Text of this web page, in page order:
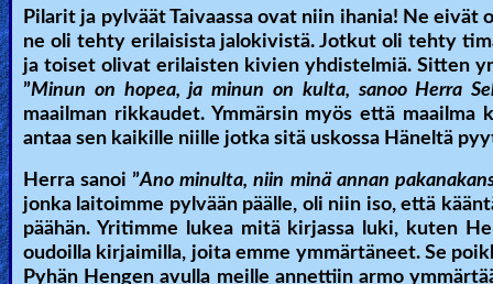
Testimonies
Evangelism
Documentaries
Pilarit ja pylväät Taivaassa ovat niin ihania! Ne
ne oli tehty erilaisista jalokivistä. Jotkut oli tehty
ja toiset olivat erilaisten kivien yhdistelmiä. Sitten
”Minun on hopea, ja minun on kulta, sanoo Herra
maailman rikkaudet. Ymmärsin myös että maailma
antaa sen kaikille niille jotka sitä uskossa Häneltä
Herra sanoi ”Ano minulta, niin minä annan
jonka laitoimme pylvään päälle, oli niin iso, että
päähän. Yritimme lukea mitä kirjassa luki, kuten
oudoilla kirjaimilla, joita emme ymmärtäneet. Se
Pyhän Hengen avulla meille annettiin armo